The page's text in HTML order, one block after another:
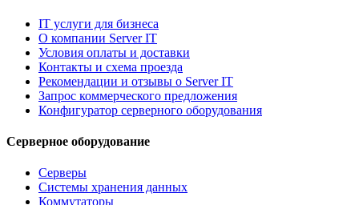
IT услуги для бизнеса
О компании Server IT
Условия оплаты и доставки
Контакты и схема проезда
Рекомендации и отзывы о Server IT
Запрос коммерческого предложения
Конфигуратор серверного оборудования
Серверное оборудование
Серверы
Системы хранения данных
Коммутаторы